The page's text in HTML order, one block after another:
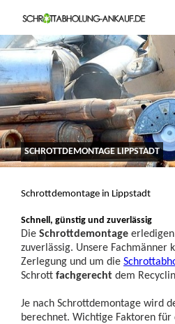
SCHROTTDEMONTAGE LIPPSTADT
Schrottdemontage in Lippstadt
Schnell, günstig und zuverlässig
Die Schrottdemontage
zuverlässig. Unsere Fachmänner
Zerlegung und um die
Schrott fachgerecht dem
Je nach Schrottdemontage wird
berechnet. Wichtige Faktoren für